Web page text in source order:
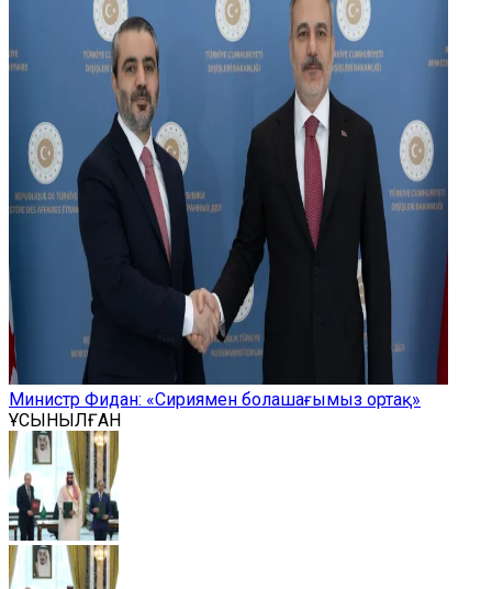
Министр Фидан: «Сириямен болашағымыз ортақ»
ҰСЫНЫЛҒАН